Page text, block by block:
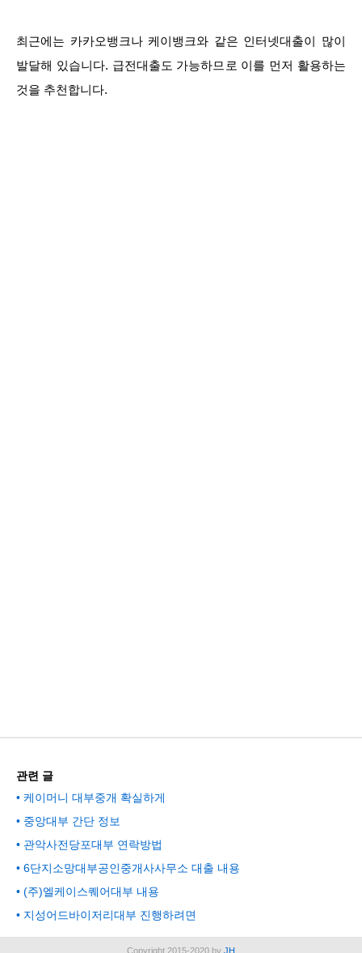
최근에는 카카오뱅크나 케이뱅크와 같은 인터넷대출이 많이
발달해 있습니다. 급전대출도 가능하므로 이를 먼저 활용하는
것을 추천합니다.
관련 글
케이머니 대부중개 확실하게
중앙대부 간단 정보
관악사전당포대부 연락방법
6단지소망대부공인중개사사무소 대출 내용
(주)엘케이스퀘어대부 내용
지성어드바이저리대부 진행하려면
Copyright 2015-2020 by JH